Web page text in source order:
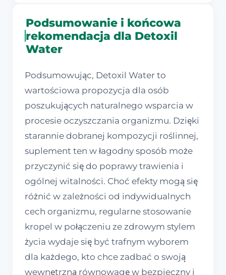
Podsumowanie i końcowa
rekomendacja dla Detoxil
Water
Podsumowując, Detoxil Water to
wartościowa propozycja dla osób
poszukujących naturalnego wsparcia w
procesie oczyszczania organizmu. Dzięki
starannie dobranej kompozycji roślinnej,
suplement ten w łagodny sposób może
przyczynić się do poprawy trawienia i
ogólnej witalności. Choć efekty mogą się
różnić w zależności od indywidualnych
cech organizmu, regularne stosowanie
kropel w połączeniu ze zdrowym stylem
życia wydaje się być trafnym wyborem
dla każdego, kto chce zadbać o swoją
wewnętrzną równowagę w bezpieczny i